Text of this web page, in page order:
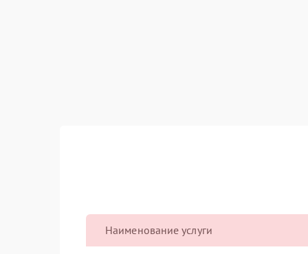
Наименование услуги